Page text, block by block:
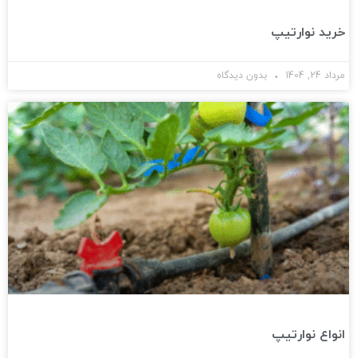
خرید نوارتیپ
مرداد 24, 1404 بدون دیدگاه
انواع نوارتیپ